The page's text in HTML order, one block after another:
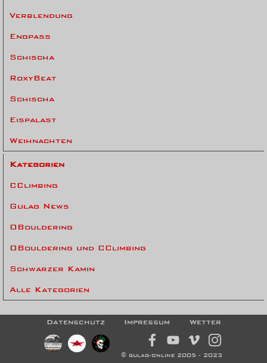
Verblendung
Engpass
Schischa
RoxyBeat
Schischa
Eispalast
Weihnachten
Kategorien
CClimbing
Gulag News
OBouldering
OBouldering und CClimbing
Schwarzer Kamin
Alle Kategorien
Datenschutz Impressum Wetter
© gulag-online 2005 - 2023